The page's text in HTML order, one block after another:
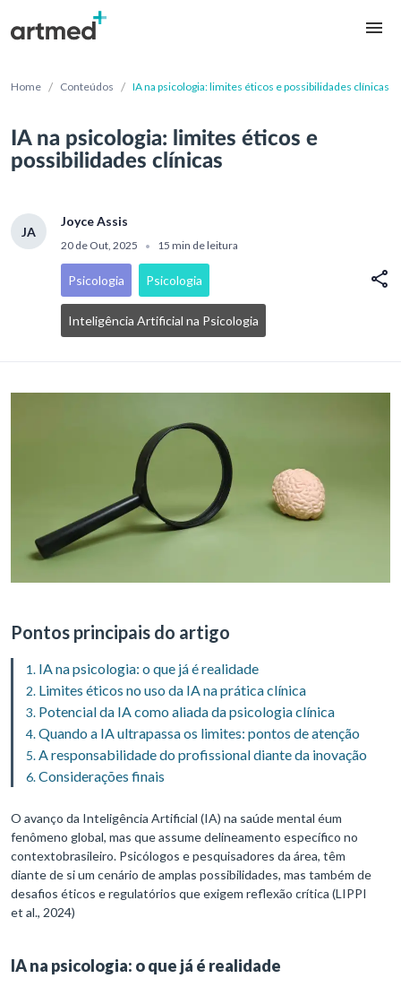
Home / Conteúdos / IA na psicologia: limites éticos e possibilidades clínicas
IA na psicologia: limites éticos e
possibilidades clínicas
JA
Joyce Assis
20 de Out, 2025 • 15 min de leitura
Psicologia Psicologia
Inteligência Artificial na Psicologia
Pontos principais do artigo
IA na psicologia: o que já é realidade
Limites éticos no uso da IA na prática clínica
Potencial da IA como aliada da psicologia clínica
Quando a IA ultrapassa os limites: pontos de atenção
A responsabilidade do profissional diante da inovação
Considerações finais
O avanço da Inteligência Artificial (IA) na saúde mental éum
fenômeno global, mas que assume delineamento específico no
contextobrasileiro. Psicólogos e pesquisadores da área, têm
diante de si um cenário de amplas possibilidades, mas também de
desafios éticos e regulatórios que exigem reflexão crítica (LIPPI
et al., 2024)
IA na psicologia: o que já é realidade